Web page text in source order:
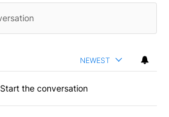
NEWEST
Start the conversation